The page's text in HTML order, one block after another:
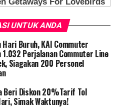
UNTUK ANDA
Buruh, KAI Commuter
1.032 Perjalanan Commuter Line
Siagakan 200 Personel
Beri Diskon 20%Tarif Tol
Simak Waktunya!